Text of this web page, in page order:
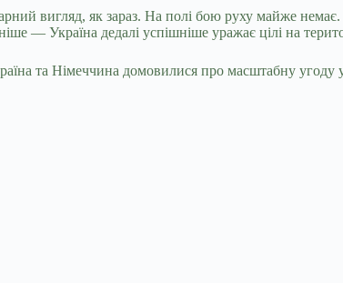
вигляд, як зараз. На полі бою руху майже
— Україна дедалі успішніше уражає цілі на
та Німеччина домовилися про масштабну угоду у